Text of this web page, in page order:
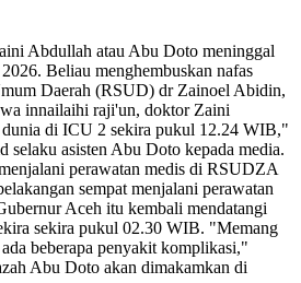
Abdullah atau Abu Doto meninggal
Beliau menghembuskan nafas
Daerah (RSUD) dr Zainoel Abidin,
innailaihi raji'un, doktor Zaini
di ICU 2 sekira pukul 12.24 WIB,"
asisten Abu Doto kepada media.
perawatan medis di RSUDZA
sempat menjalani perawatan
Aceh itu kembali mendatangi
sekira pukul 02.30 WIB. "Memang
beberapa penyakit komplikasi,"
Abu Doto akan dimakamkan di